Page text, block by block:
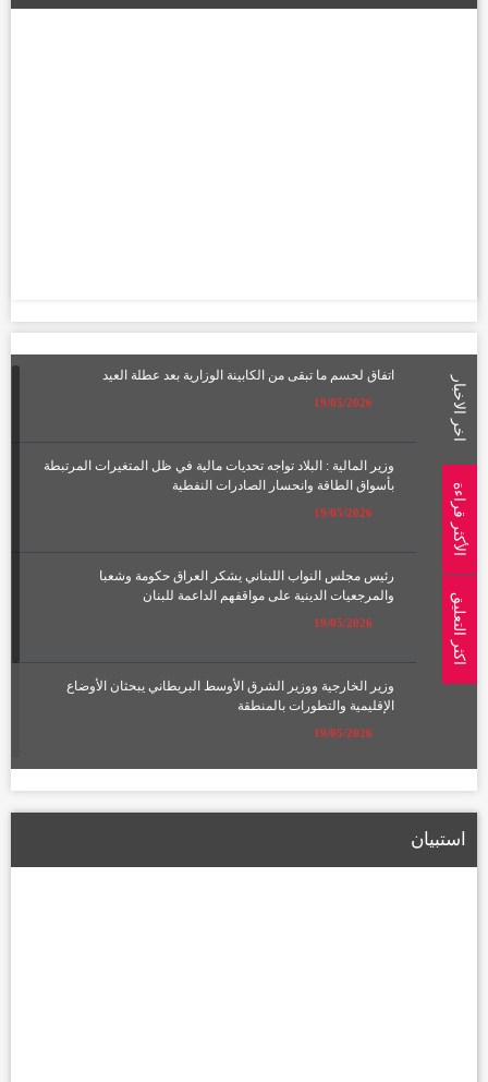
اتفاق لحسم ما تبقى من الكابينة الوزارية بعد عطلة العيد
19/05/2026
وزير المالية : البلاد تواجه تحديات مالية في ظل المتغيرات المرتبطة
بأسواق الطاقة وانحسار الصادرات النفطية
19/05/2026
رئيس مجلس النواب اللبناني يشكر العراق حكومة وشعبا
والمرجعيات الدينية على مواقفهم الداعمة للبنان
19/05/2026
وزير الخارجية ووزير الشرق الأوسط البريطاني يبحثان الأوضاع
الإقليمية والتطورات بالمنطقة
19/05/2026
الطريق الحلقي الرابع
اخر الاخبار
الأكثر قراءة
اكثر التعليق
استبيان